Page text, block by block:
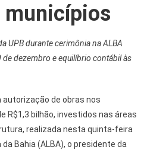
municípios
UPB durante cerimônia na ALBA
dezembro e equilíbrio contábil às
autorização de obras nos
R$1,3 bilhão, investidos nas áreas
realizada nesta quinta-feira
Bahia (ALBA), o presidente da